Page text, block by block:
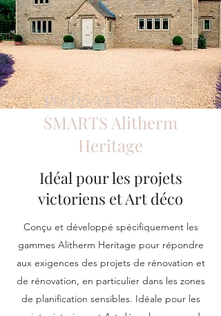
Portes et fenêtres
SMARTS Alitherm
Heritage
Idéal pour les projets
victoriens et Art déco
Conçu et développé spécifiquement les
gammes Alitherm Heritage pour répondre
aux exigences des projets de rénovation et
de rénovation, en particulier dans les zones
de planification sensibles. Idéale pour les